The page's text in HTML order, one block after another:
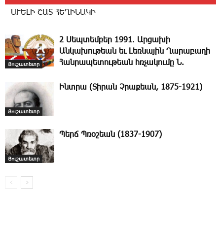
ԱՒԵԼԻ ՇԱՏ ՀԵՂԻՆԱԿԻ
Յուշատետր
2 Սեպտեմբեր 1991. Արցախի
Անկախութեան եւ Լեռնային Ղարաբաղի
Հանրապետութեան հռչակումը Ն.
Յուշատետր
Ինտրա (Տիրան Չրաքեան, 1875-1921)
Յուշատետր
Պերճ Պռօշեան (1837-1907)